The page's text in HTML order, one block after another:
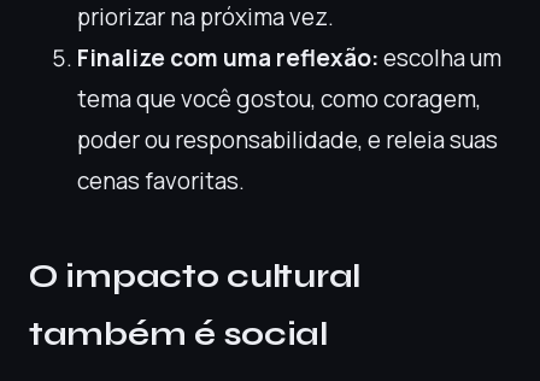
priorizar na próxima vez.
Finalize com uma reflexão:escolha um
tema que você gostou, como coragem,
poder ou responsabilidade, e releia suas
cenas favoritas.
O impacto cultural
também é social